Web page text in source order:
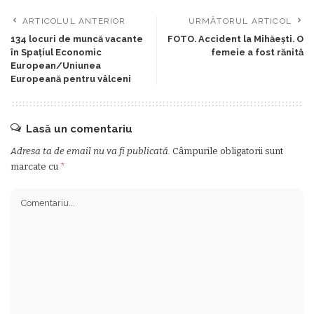
ARTICOLUL ANTERIOR
134 locuri de muncă vacante
în Spațiul Economic
European/Uniunea
Europeană pentru vâlceni
URMĂTORUL ARTICOL
FOTO. Accident la Mihăești. O
femeie a fost rănită
Lasă un comentariu
Adresa ta de email nu va fi publicată. Câmpurile obligatorii sunt
marcate cu *